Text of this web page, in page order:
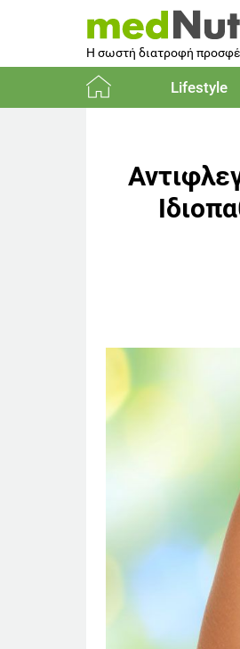
Η σωστή διατροφή
Lifestyle